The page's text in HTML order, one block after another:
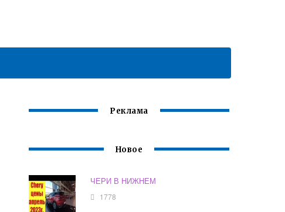
Реклама
Новое
ЧЕРИ В НИЖНЕМ
1778